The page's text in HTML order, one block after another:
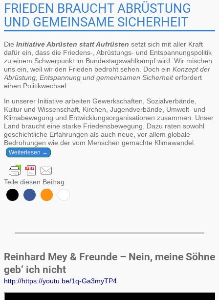
FRIEDEN BRAUCHT ABRÜSTUNG
UND GEMEINSAME SICHERHEIT
Die Initiative Abrüsten statt Aufrüsten setzt sich mit aller Kraft
dafür ein, dass die Friedens-, Abrüstungs- und Entspannungspolitik
zu einem Schwerpunkt im Bundestagswahlkampf wird. Wir mischen
uns ein, weil wir den Frieden bedroht sehen. Doch ein Konzept der
Abrüstung, Entspannung und gemeinsamen Sicherheiterfordert
einen Politikwechsel.
In unserer Initiative arbeiten Gewerkschaften, Sozialverbände,
Kultur und Wissenschaft, Kirchen, Jugendverbände, Umwelt- und
Klimabewegung und Entwicklungsorganisationen zusammen. Unser
Land braucht eine starke Friedensbewegung. Dazu raten sowohl
geschichtliche Erfahrungen als auch neue, vor allem globale
Bedrohungen wie der vom Menschen gemachte Klimawandel.
Weiterlesen →
Teile diesen Beitrag
Reinhard Mey & Freunde – Nein, meine Söhne
geb‘ ich nicht
http://https://youtu.be/1q-Ga3myTP4